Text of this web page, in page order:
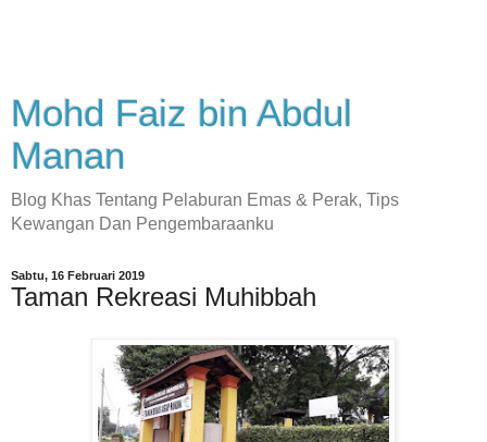
Mohd Faiz bin Abdul
Manan
Blog Khas Tentang Pelaburan Emas & Perak, Tips
Kewangan Dan Pengembaraanku
Sabtu, 16 Februari 2019
Taman Rekreasi Muhibbah